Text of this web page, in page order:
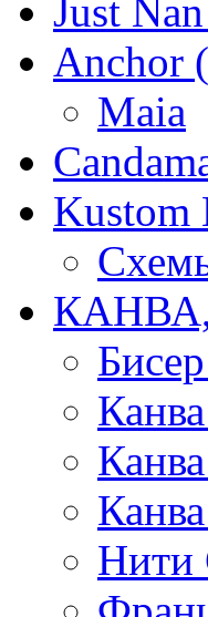
Just
Anchor
Maia
Kustom
Нити